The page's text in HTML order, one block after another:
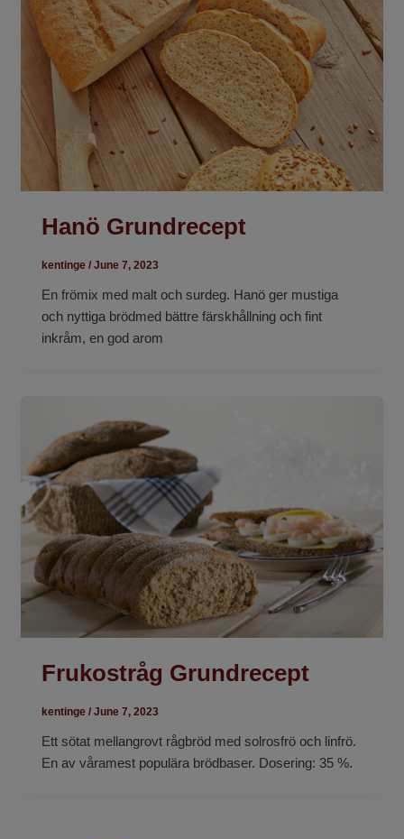
Hanö Grundrecept
kentinge / June 7, 2023
En frömix med malt och surdeg. Hanö ger mustiga
och nyttiga brödmed bättre färskhållning och fint
inkråm, en god arom
Frukostråg Grundrecept
kentinge / June 7, 2023
Ett sötat mellangrovt rågbröd med solrosfrö och linfrö.
En av våramest populära brödbaser. Dosering: 35 %.